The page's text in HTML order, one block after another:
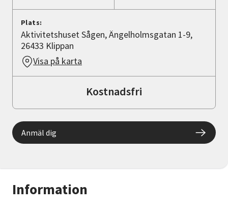
Information
Plats:
Aktivitetshuset Sågen, Ängelholmsgatan 1-9,
26433 Klippan
Visa på karta
Kostnadsfri
Anmäl dig